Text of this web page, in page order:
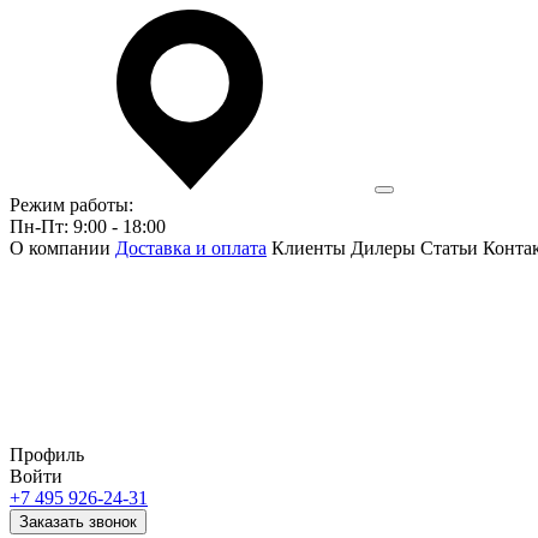
Режим работы:
Пн-Пт: 9:00 - 18:00
О компании Доставка и оплата Клиенты Дилеры Статьи
Профиль
Войти
+7 495 926-24-31
Заказать звонок